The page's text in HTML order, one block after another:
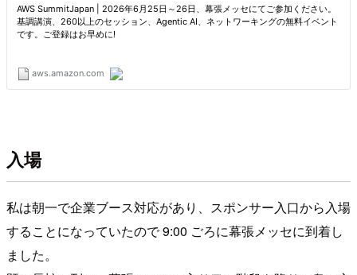
入場
私は朝一で企業ブース対応があり、スポンサー入口から入場
することになっていたので 9:00 ごろに幕張メッセに到着し
ました。